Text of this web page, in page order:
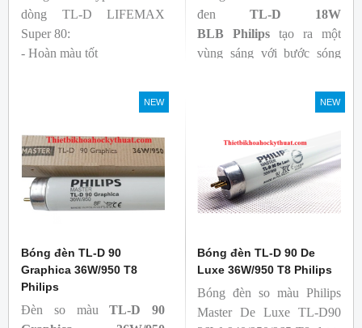
dòng TL-D LIFEMAX
Super 80:
- Hoàn màu tốt
cả ban đầu và trong suốt
tuổi thọ của bóng đèn, với
thông cao
- Tạo ra từ màu trắng ấm
đến ánh sáng ban ngày mát
mẻ
đen TL-D 18W
BLB
Philips tạo ra một
vùng sáng với bước sóng
sắc trực quan. Giúp người
dùng có thể phát hiện và
và keo trong sản phẩm.
NEW
Bóng đèn TL-D 90
Graphica 36W/950 T8
Philips
Đèn so màu TL-D 90
NEW
Bóng đèn TL-D 90 De
Luxe 36W/950 T8 Philips
Bóng đèn so màu Philips
Master De Luxe TL-D90